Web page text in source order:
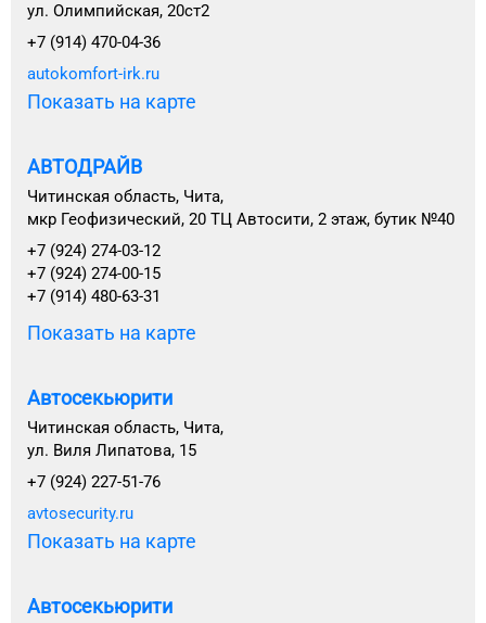
ул. Олимпийская, 20ст2
+7 (914) 470-04-36
autokomfort-irk.ru
Показать на карте
АВТОДРАЙВ
Читинская область, Чита,
мкр Геофизический, 20 ТЦ Автосити, 2 этаж, бутик №40
+7 (924) 274-03-12
+7 (924) 274-00-15
+7 (914) 480-63-31
Показать на карте
Автосекьюрити
Читинская область, Чита,
ул. Виля Липатова, 15
+7 (924) 227-51-76
avtosecurity.ru
Показать на карте
Автосекьюрити